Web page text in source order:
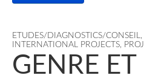
ETUDES/DIAGNOSTICS/CONSEIL,
INTERNATIONAL PROJECTS,
GENRE ET